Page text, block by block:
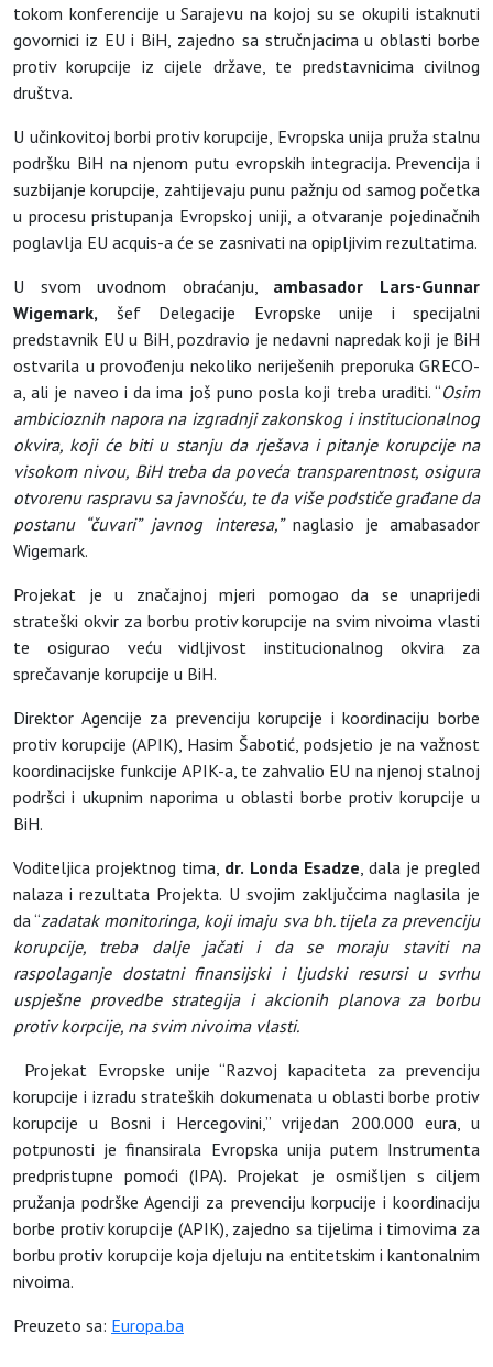
tokom konferencije u Sarajevu na kojoj su se okupili istaknuti
govornici iz EU i BiH, zajedno sa stručnjacima u oblasti borbe
protiv korupcije iz cijele države, te predstavnicima civilnog
društva.
U učinkovitoj borbi protiv korupcije, Evropska unija pruža stalnu
podršku BiH na njenom putu evropskih integracija. Prevencija i
suzbijanje korupcije, zahtijevaju punu pažnju od samog početka
u procesu pristupanja Evropskoj uniji, a otvaranje pojedinačnih
poglavlja EU acquis-a će se zasnivati na opipljivim rezultatima.
U svom uvodnom obraćanju, ambasador
Lars-Gunnar
Wigemark, šef Delegacije Evropske unije i specijalni
predstavnik EU u BiH, pozdravio je nedavni napredak koji je BiH
ostvarila u provođenju nekoliko neriješenih preporuka GRECO-
a, ali je naveo i da ima još puno posla koji treba uraditi. “Osim
ambicioznih napora na izgradnji zakonskog i institucionalnog
okvira, koji će biti u stanju da rješava i pitanje korupcije na
visokom nivou, BiH treba da poveća transparentnost, osigura
otvorenu raspravu sa javnošću, te da više podstiče građane da
postanu “čuvari” javnog interesa,” naglasio je amabasador
Wigemark.
Projekat je u značajnoj mjeri pomogao da se unaprijedi
strateški okvir za borbu protiv korupcije na svim nivoima vlasti
te osigurao veću vidljivost institucionalnog okvira za
sprečavanje korupcije u BiH.
Direktor Agencije za prevenciju korupcije i koordinaciju borbe
protiv korupcije (APIK), Hasim Šabotić, podsjetio je na važnost
koordinacijske funkcije APIK-a, te zahvalio EU na njenoj stalnoj
podršci i ukupnim naporima u oblasti borbe protiv korupcije u
BiH.
Voditeljica projektnog tima, dr. Londa Esadze , dala je pregled
nalaza i rezultata Projekta. U svojim zaključcima naglasila je
da “zadatak monitoringa, koji imaju sva bh. tijela za prevenciju
korupcije, treba dalje jačati i da se moraju staviti na
raspolaganje dostatni finansijski i ljudski resursi u svrhu
uspješne provedbe strategija i akcionih planova za borbu
protiv korpcije, na svim nivoima vlasti.
Projekat Evropske unije “Razvoj kapaciteta za prevenciju
korupcije i izradu strateških dokumenata u oblasti borbe protiv
korupcije u Bosni i Hercegovini,” vrijedan 200.000 eura, u
potpunosti je finansirala Evropska unija putem Instrumenta
predpristupne pomoći (IPA). Projekat je osmišljen s ciljem
pružanja podrške Agenciji za prevenciju korpucije i koordinaciju
borbe protiv korupcije (APIK), zajedno sa tijelima i timovima za
borbu protiv korupcije koja djeluju na entitetskim i kantonalnim
nivoima.
Preuzeto sa: Europa.ba